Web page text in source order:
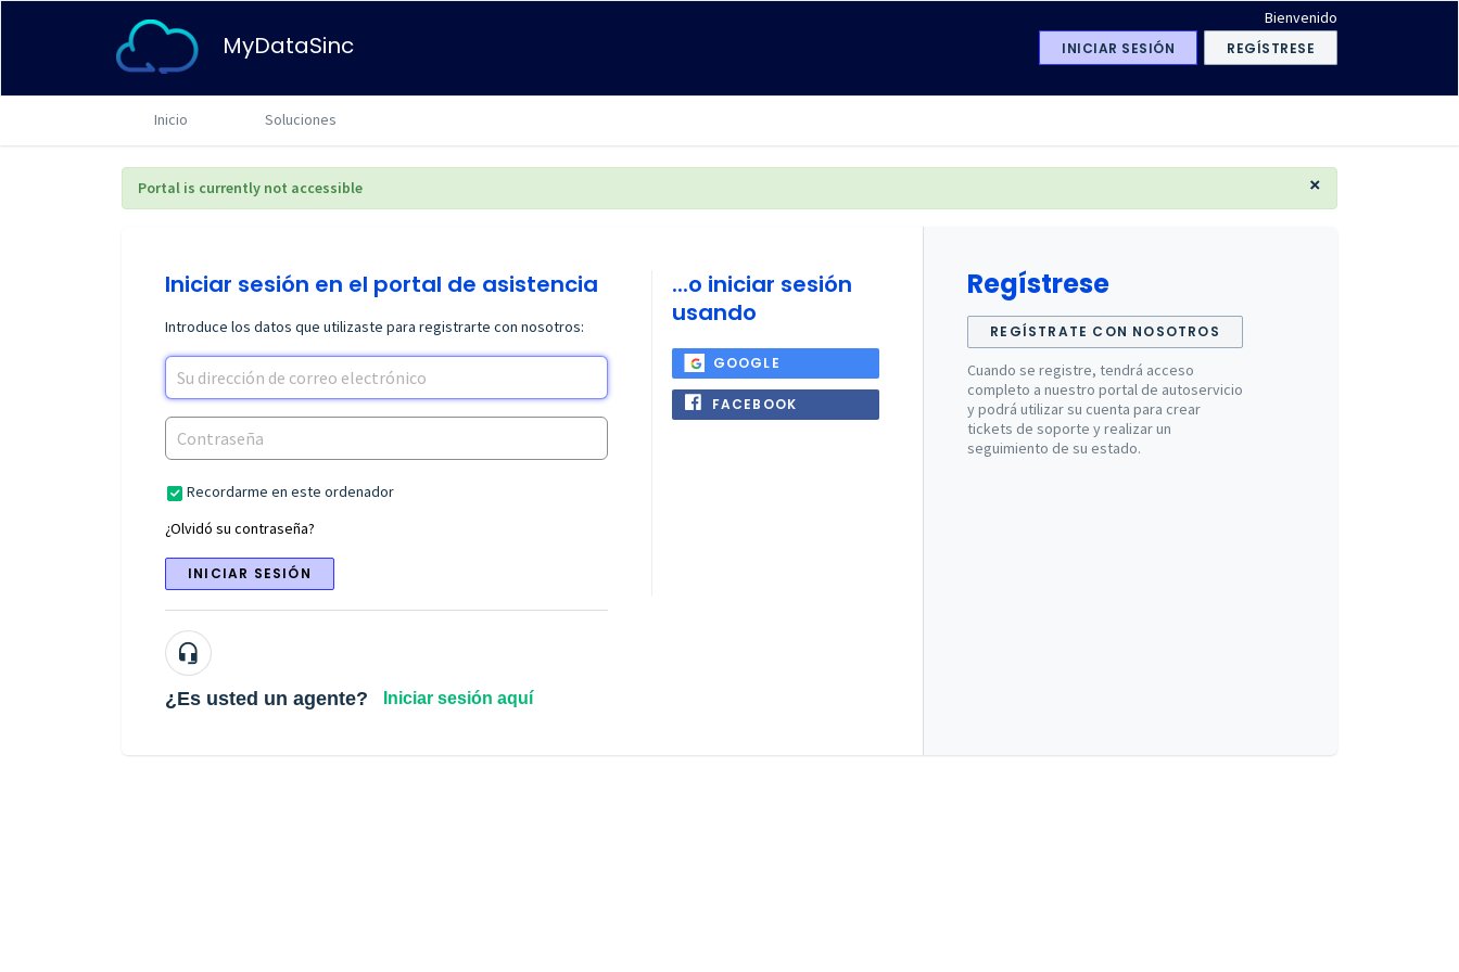
MyDataSinc
Bienvenido
INICIAR SESIÓN REGÍSTRESE
Inicio Soluciones
×
Portal is currently not accessible
Iniciar sesión en el portal de asistencia
Introduce los datos que utilizaste para registrarte con nosotros:
Recordarme en este ordenador
¿Olvidó su contraseña?
INICIAR SESIÓN
¿Es usted un agente? Iniciar sesión aquí
...o iniciar sesión
usando
GOOGLE
FACEBOOK
Regístrese
REGÍSTRATE CON NOSOTROS
Cuando se registre, tendrá acceso
completo a nuestro portal de autoservicio
y podrá utilizar su cuenta para crear
tickets de soporte y realizar un
seguimiento de su estado.